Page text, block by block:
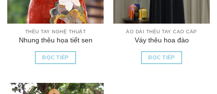
THÊU TAY NGHỆ THUẬT
Nhung thêu họa tiết sen
ĐỌC TIẾP
ÁO DÀI THÊU TAY CAO CẤP
Váy thêu hoa đào
ĐỌC TIẾP